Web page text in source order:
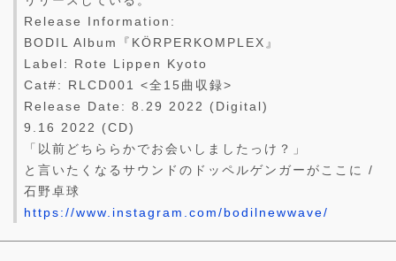
Release Information:
BODIL Album『KÖRPERKOMPLEX』
Label: Rote Lippen Kyoto
Cat#: RLCD001 <全15曲収録>
Release Date: 8.29 2022 (Digital)
9.16 2022 (CD)
「以前どちららかでお会いしましたっけ？」
と言いたくなるサウンドのドッペルゲンガーがここに /
石野卓球
https://www.instagram.com/bodilnewwave/